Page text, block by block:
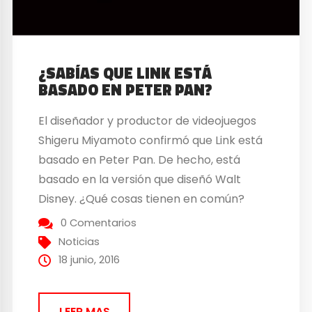
¿SABÍAS QUE LINK ESTÁ
BASADO EN PETER PAN?
El diseñador y productor de videojuegos
Shigeru Miyamoto confirmó que Link está
basado en Peter Pan. De hecho, está
basado en la versión que diseñó Walt
Disney. ¿Qué cosas tienen en común?
Ambos visten de verde, ninguno tiene
padres y ambos tienen las orejas
puntiagudas. Además tienen más o menos
0 Comentarios
Noticias
18 junio, 2016